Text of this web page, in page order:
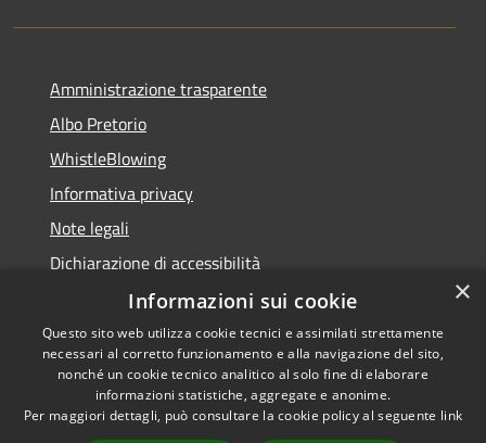
Amministrazione trasparente
Albo Pretorio
WhistleBlowing
Informativa privacy
Note legali
Dichiarazione di accessibilità
Accessibilità
Privacy
Copyright © 2026 • Città di
Montecchio Maggiore •
Powered byMunicipium •
×
Informazioni sui cookie
Questo sito web utilizza cookie tecnici e assimilati strettamente
necessari al corretto funzionamento e alla navigazione del sito,
nonché un cookie tecnico analitico al solo fine di elaborare
informazioni statistiche, aggregate e anonime.
Per maggiori dettagli, può consultare la cookie policy al seguente link